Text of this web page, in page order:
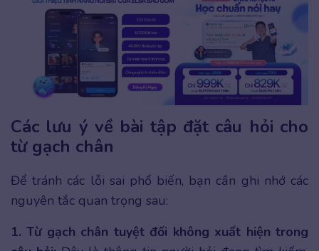
Các lưu ý về bài tập đặt câu hỏi cho
từ gạch chân
Để tránh các lỗi sai phổ biến, bạn cần ghi nhớ các
nguyên tắc quan trọng sau:
1. Từ gạch chân tuyệt đối không xuất hiện trong